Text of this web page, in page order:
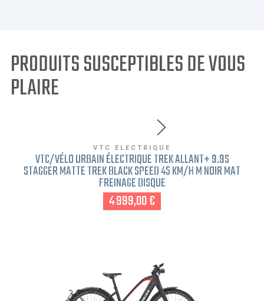
PRODUITS SUSCEPTIBLES DE VOUS
PLAIRE
VTC ELECTRIQUE
VTC/VÉLO URBAIN ÉLECTRIQUE TREK ALLANT+ 9.9S
STAGGER MATTE TREK BLACK SPEED 45 KM/H M NOIR MAT
FREINAGE DISQUE
4 999,00 €